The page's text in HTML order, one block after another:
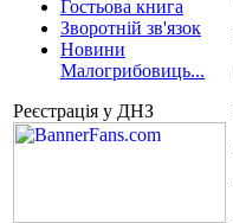
Гостьова книга
Зворотній зв'язок
Новини
Малогрибовиць...
Реєстрація у ДНЗ